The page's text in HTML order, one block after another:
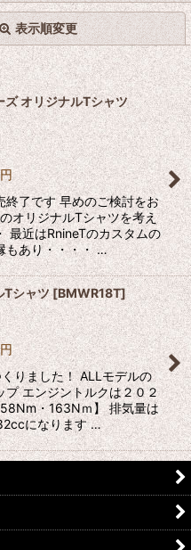
表示順変更
む
閉じる
オリジナルTシャツ
円
終了です 早めのご検討をお
オリジナルTシャツを考え
最近はRnineTのカスタムの
もあり・・・・ …
Tシャツ [BMWR18T]
円
りました！ ALLモデルの
プ エンジントルクは２０２
・163Nｍ】 排気量は
になります …